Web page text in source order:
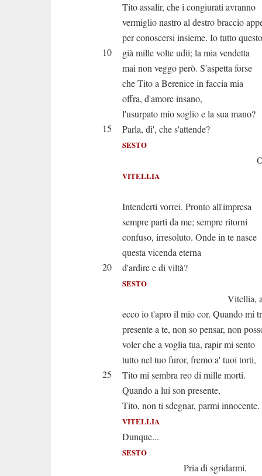
Tito assalir, che i congiurati avranno
vermiglio nastro al destro braccio
per conoscersi insieme. Io tutto questo
10
già mille volte udii; la mia vendetta
mai non veggo però. S'aspetta forse
che Tito a Berenice in faccia mia
offra, d'amore insano,
l'usurpato mio soglio e la sua mano?
15
Parla, di', che s'attende?
SESTO
Oh
VITELLIA
Intenderti vorrei. Pronto all'impresa
sempre parti da me; sempre ritorni
confuso, irresoluto. Onde in te nasce
questa vicenda eterna
20
d'ardire e di viltà?
SESTO
Vitellia,
ecco io t'apro il mio cor. Quando mi
presente a te, non so pensar, non
voler che a voglia tua, rapir mi sento
tutto nel tuo furor, fremo a' tuoi torti,
25
Tito mi sembra reo di mille morti.
Quando a lui son presente,
Tito, non ti sdegnar, parmi innocente.
VITELLIA
Dunque...
SESTO
Pria di sgridarmi,